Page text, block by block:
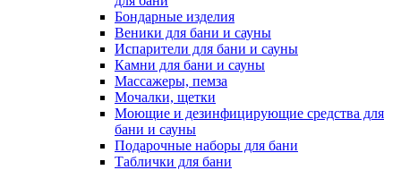
Бондарные изделия
Веники для бани и сауны
Испарители для бани и сауны
Камни для бани и сауны
Массажеры, пемза
Мочалки, щетки
Моющие и дезинфицирующие средства для
бани и сауны
Подарочные наборы для бани
Таблички для бани